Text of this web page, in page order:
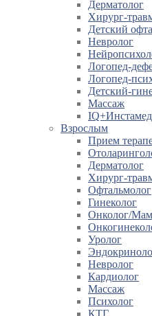
Дерматолог
Хирург-
Детский
Невролог
Логопед-
Логопед-
Детский-
Массаж
IQ+Инстамед
Взрослым
Прием
Дерматолог
Хирург-
Офтальмолог
Гинеколог
Онколог/
Уролог
Невролог
Кардиолог
Массаж
Психолог
КТГ